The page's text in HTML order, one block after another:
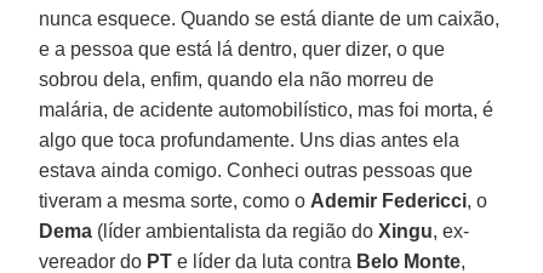
nunca esquece. Quando se está diante de um caixão,
e a pessoa que está lá dentro, quer dizer, o que
sobrou dela, enfim, quando ela não morreu de
malária, de acidente automobilístico, mas foi morta, é
algo que toca profundamente. Uns dias antes ela
estava ainda comigo. Conheci outras pessoas que
tiveram a mesma sorte, como o Ademir Federicci, o
Dema (líder ambientalista da região doXingu, ex-
vereador do PT e líder da luta contra Belo Monte,